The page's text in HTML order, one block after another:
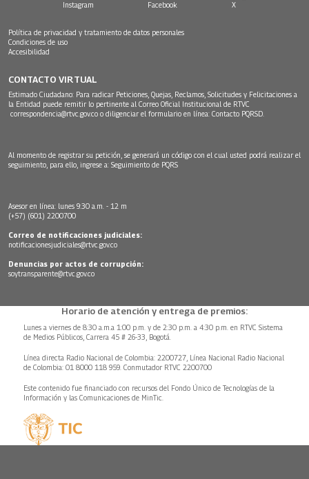
Instagram Facebook X
Política de privacidad y tratamiento de datos personales
Condiciones de uso
Accesibilidad
CONTACTO VIRTUAL
Estimado Ciudadano: Para radicar Peticiones, Quejas, Reclamos, Solicitudes y Felicitaciones a
la Entidad puede remitir lo pertinente al Correo Oficial Institucional de RTVC
correspondencia@rtvc.gov.co o diligenciar el formulario en línea: Contacto PQRSD.
Al momento de registrar su petición, se generará un código con el cual usted podrá realizar el
seguimiento, para ello, ingrese a: Seguimiento de PQRS
Asesor en línea: lunes 9:30 a.m. - 12 m
(+57) (601) 2200700
Correo de notificaciones judiciales:
notificacionesjudiciales@rtvc.gov.co
Denuncias por actos de corrupción:
soytransparente@rtvc.gov.co
Horario de atención y entrega de premios:
Lunes a viernes de 8:30 a.m.a 1:00 p.m. y de 2:30 p.m. a 4:30 p.m. en RTVC Sistema
de Medios Públicos, Carrera 45 # 26-33, Bogotá.
Línea directa Radio Nacional de Colombia: 2200727, Línea Nacional Radio Nacional
de Colombia: 01 8000 118 959. Conmutador RTVC 2200700
Este contenido fue financiado con recursos del Fondo Único de Tecnologías de la
Información y las Comunicaciones de MinTic.